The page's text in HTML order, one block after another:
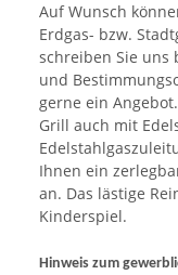
Auf Wunsch
Erdgas- bzw.
schreiben Sie uns
und
gerne ein
Grill auch mit
Ihnen ein
an. Das lästige
Kinderspiel.
Hinweis zum